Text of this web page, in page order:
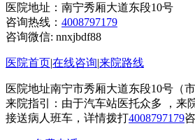
医院地址：南宁秀厢大道东段10号
咨询热线： 4008797179
咨询微信: nnxjbdf88
医院首页|在线咨询|来院路线
医院地址南宁市秀厢大道东段10号（
来院指引：由于汽车站医托众多 ，来
接送病人班车，详情拨打4008797179